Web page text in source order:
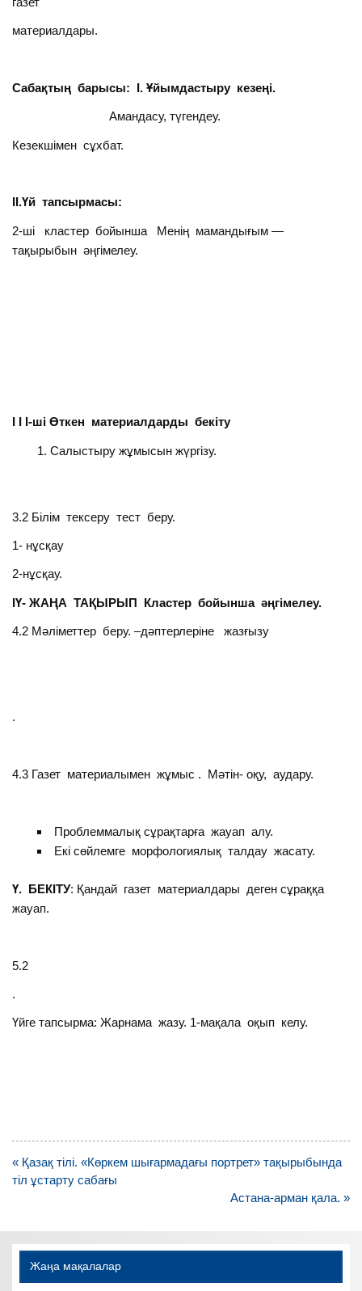
материалдары.
Сабақтың барысы: І. Ұйымдастыру кезеңі.
Амандасу, түгендеу.
Кезекшімен сұхбат.
ІІ.Үй тапсырмасы:
2-ші кластер бойынша Менің мамандығым —
тақырыбын әңгімелеу.
І І І-ші Өткен материалдарды бекіту
Салыстыру жұмысын жүргізу.
3.2 Білім тексеру тест беру.
1- нұсқау
2-нұсқау.
ІҮ- ЖАҢА ТАҚЫРЫП Кластер бойынша әңгімелеу.
4.2 Мәліметтер беру. –дәптерлеріне жазғызу
.
4.3 Газет материалымен жұмыс . Мәтін- оқу, аудару.
Проблеммалық сұрақтарға жауап алу.
Екі сөйлемге морфологиялық талдау жасату.
Ү. БЕКІТУ: Қандай газет материалдары деген сұраққа
жауап.
5.2
.
Үйге тапсырма: Жарнама жазу. 1-мақала оқып келу.
Навигация
по
« Қазақ тілі. «Көркем шығармадағы портрет» тақырыбында
тіл ұстарту сабағы
Астана-арман қала. »
Жаңа мақалалар